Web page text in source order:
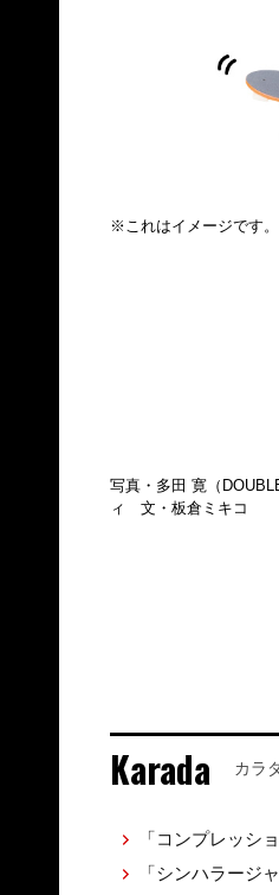
※これはイメージです。
写真・多田 寛（
ィ 文・板倉ミキコ
Karada カラ
「コンプレッシ
「シンハラージ